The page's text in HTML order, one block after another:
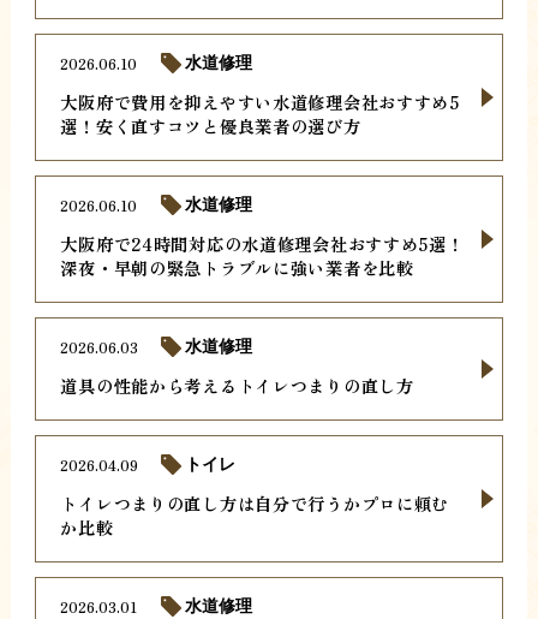
大阪府で費用を抑えやすい水道修理会社おすすめ5
選！安く直すコツと優良業者の選び方
2026.06.10 水道修理
大阪府で24時間対応の水道修理会社おすすめ5選！
深夜・早朝の緊急トラブルに強い業者を比較
2026.06.10 水道修理
道具の性能から考えるトイレつまりの直し方
2026.06.03 水道修理
トイレつまりの直し方は自分で行うかプロに頼む
か比較
2026.04.09 トイレ
2026.03.01 水道修理